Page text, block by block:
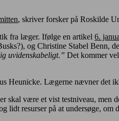
, skriver forsker på Roskilde
fra læger. Ifølge en artikel 6.
og Christine Stabel Benn,
uvidenskabeligt.” Det kommer
Heunicke. Lægerne nævner det
skal være et vist testniveau,
lidt resurser på at undersøge, om